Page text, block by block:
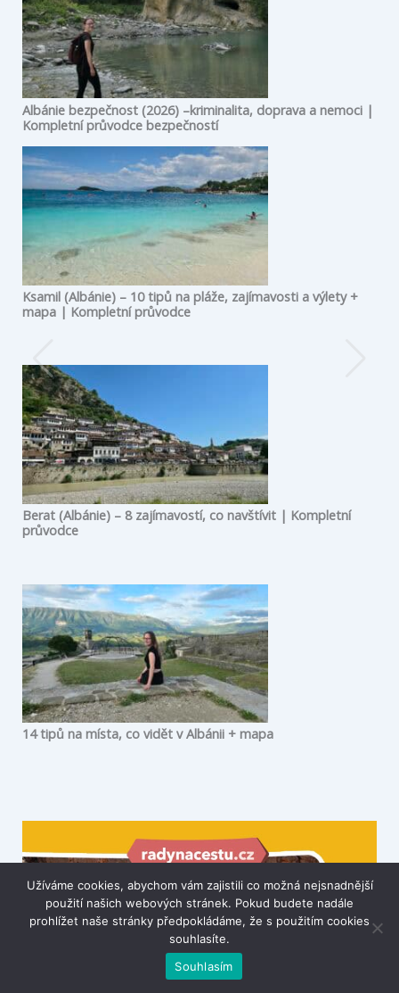
Albánie bezpečnost (2026) –kriminalita, doprava a nemoci |
Kompletní průvodce bezpečností
Ksamil (Albánie) – 10 tipů na pláže, zajímavosti a výlety +
mapa | Kompletní průvodce
Berat (Albánie) – 8 zajímavostí, co navštívit | Kompletní
průvodce
14 tipů na místa, co vidět v Albánii + mapa
Užíváme cookies, abychom vám zajistili co možná nejsnadnější
použití našich webových stránek. Pokud budete nadále
prohlížet naše stránky předpokládáme, že s použitím cookies
souhlasíte.
Souhlasím